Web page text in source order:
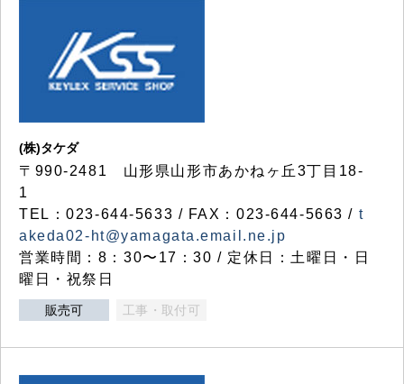
(株)タケダ
〒990-2481 山形県山形市あかねヶ丘3丁目18-
1
TEL：023-644-5633 / FAX：023-644-5663 / t
akeda02-ht@yamagata.email.ne.jp
営業時間：8：30〜17：30 / 定休日：土曜日・日
曜日・祝祭日
販売可 工事・取付可